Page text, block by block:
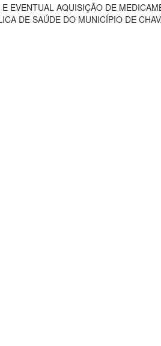
EVENTUAL AQUISIÇÃO DE
DE SAÚDE DO MUNICÍPIO DE